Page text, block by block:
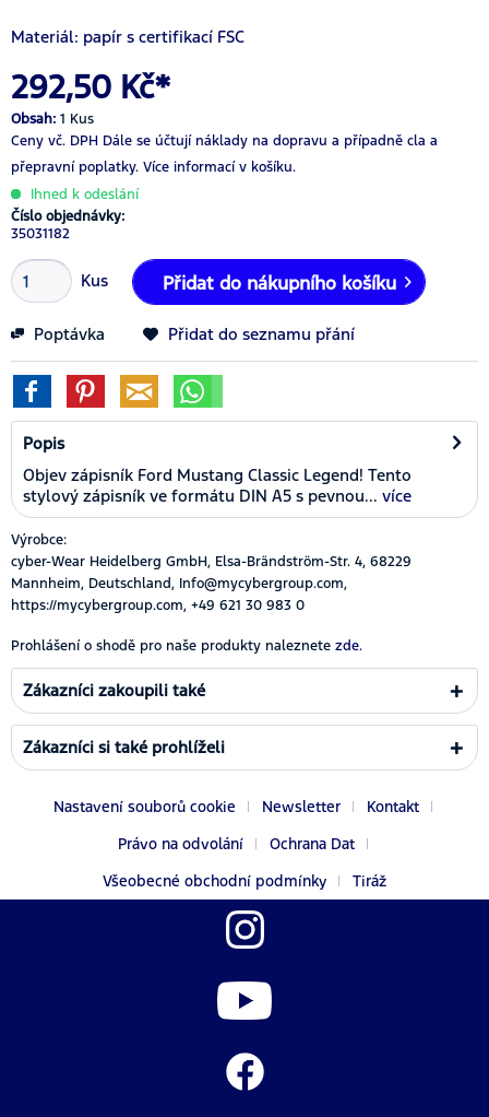
Materiál: papír s certifikací FSC
292,50 Kč*
Obsah: 1 Kus
Ceny vč. DPH Dále se účtují náklady na dopravu a případně cla a
přepravní poplatky. Více informací v košíku.
Ihned k odeslání
Číslo objednávky:
35031182
Kus Přidat do nákupního košíku
Poptávka Přidat do seznamu přání
Popis
Objev zápisník Ford Mustang Classic Legend! Tento
stylový zápisník ve formátu DIN A5 s pevnou... více
Výrobce:
cyber-Wear Heidelberg GmbH, Elsa-Brändström-Str. 4, 68229
Mannheim, Deutschland, Info@mycybergroup.com,
https://mycybergroup.com, +49 621 30 983 0
Prohlášení o shodě pro naše produkty naleznete zde.
Zákazníci zakoupili také
Zákazníci si také prohlíželi
Nastavení souborů cookie Newsletter
Kontakt
Právo na odvolání
Ochrana Dat
Všeobecné obchodní podmínky
Tiráž